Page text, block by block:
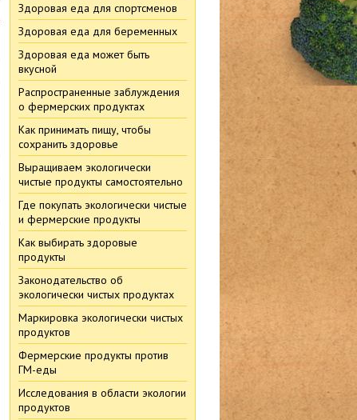
Здоровая еда для спортсменов
Здоровая еда для беременных
Здоровая еда может быть
вкусной
Распространенные заблуждения
о фермерских продуктах
Как принимать пищу, чтобы
сохранить здоровье
Выращиваем экологически
чистые продукты самостоятельно
Где покупать экологически чистые
и фермерские продукты
Как выбирать здоровые
продукты
Законодательство об
экологически чистых продуктах
Маркировка экологически чистых
продуктов
Фермерские продукты против
ГМ-еды
Исследования в области экологии
продуктов